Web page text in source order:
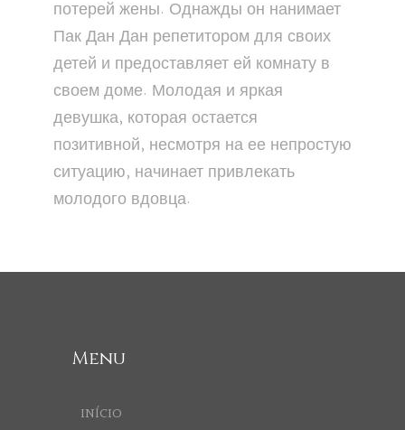
потерей жены. Однажды он нанимает
Пак Дан Дан репетитором для своих
детей и предоставляет ей комнату в
своем доме. Молодая и яркая
девушка, которая остается
позитивной, несмотря на ее непростую
ситуацию, начинает привлекать
молодого вдовца.
Menu
INÍCIO